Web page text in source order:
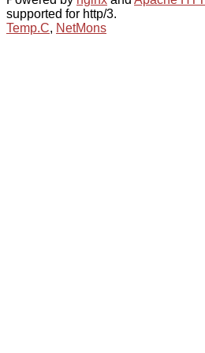
supported for http/3.
Temp.C, NetMons